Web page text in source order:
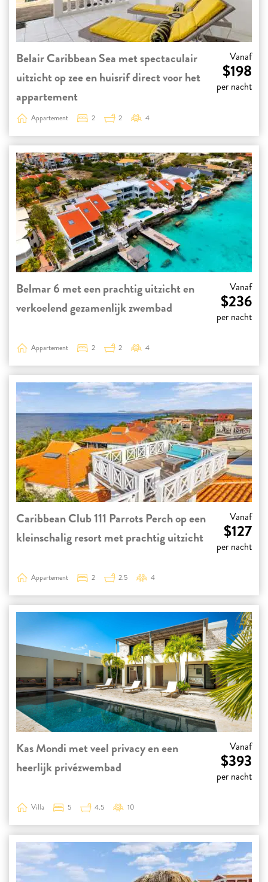
Belair Caribbean Sea met spectaculair
uitzicht op zee en huisrif direct voor het
appartement
Vanaf
$198
per nacht
Appartement 2 2 4
Belmar 6 met een prachtig uitzicht en
verkoelend gezamenlijk zwembad
Vanaf
$236
per nacht
Appartement 2 2 4
Caribbean Club 111 Parrots Perch op een
kleinschalig resort met prachtig uitzicht
Vanaf
$127
per nacht
Appartement 2 2.5 4
Kas Mondi met veel privacy en een
heerlijk privézwembad
Vanaf
$393
per nacht
Villa 5 4.5 10